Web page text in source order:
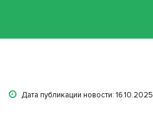
Дата публикации новости: 16.10.2025